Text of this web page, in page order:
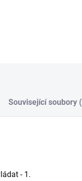
Související soubory
- 1.